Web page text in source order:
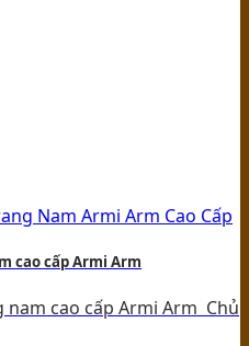
cao cấp Armi Arm
cao cấp Armi Arm Chủ